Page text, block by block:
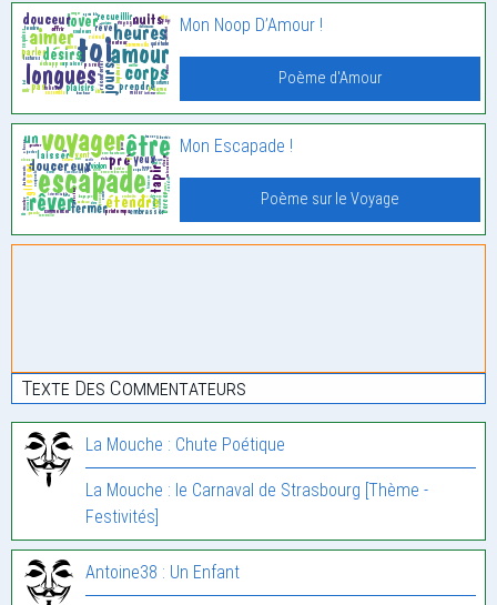
Mon Noop D’Amour !
Poème d'Amour
Mon Escapade !
Poème sur le Voyage
Texte Des Commentateurs
La Mouche : Chute Poétique
La Mouche : le Carnaval de Strasbourg [Thème -
Festivités]
Antoine38 : Un Enfant